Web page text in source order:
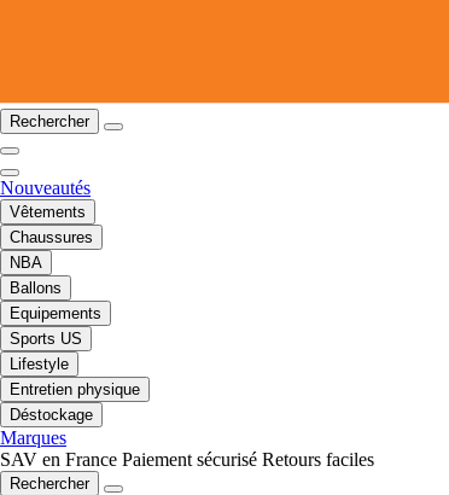
Rechercher
Nouveautés
Vêtements
Chaussures
NBA
Ballons
Equipements
Sports US
Lifestyle
Entretien physique
Déstockage
Marques
SAV en France Paiement sécurisé Retours faciles
Rechercher